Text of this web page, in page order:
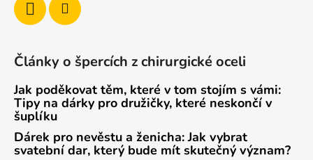
Články o špercích z chirurgické oceli
Jak poděkovat těm, které v tom stojím s vámi:
Tipy na dárky pro družičky, které neskončí v
šuplíku
Dárek pro nevěstu a ženicha: Jak vybrat
svatební dar, který bude mít skutečný význam?